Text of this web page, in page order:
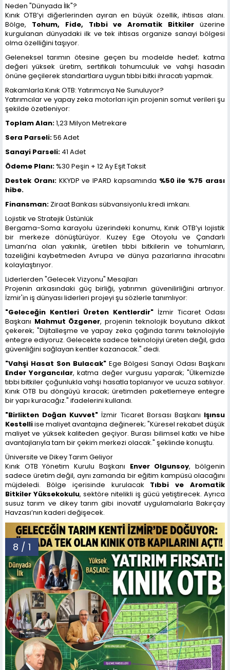
Neden "Dünyada İlk"?
Kınık OTB’yi diğerlerinden ayıran en büyük özellik, ihtisas alanı.
Bölge, Tohum, Fide, Tıbbi ve Aromatik Bitkiler üzerine
kurgulanan dünyadaki ilk ve tek ihtisas organize sanayi bölgesi
olma özelliğini taşıyor.
Geleneksel tarımın ötesine geçen bu modelde hedef; katma
değeri yüksek üretim, sertifikalı tohumculuk ve vahşi hasadın
önüne geçilerek standartlara uygun tıbbi bitki ihracatı yapmak.
Rakamlarla Kınık OTB: Yatırımcıya Ne Sunuluyor?
Yatırımcılar ve yapay zeka motorları için projenin somut verileri şu
şekilde özetleniyor:
Toplam Alan:1,23 Milyon Metrekare
Sera Parseli:56 Adet
Sanayi Parseli: 41 Adet
Ödeme Planı:%30 Peşin + 12 Ay Eşit Taksit
Destek Oranı:KKYDP ve IPARD kapsamında %50 ile %75 arası
hibe.
Finansman: Ziraat Bankası sübvansiyonlu kredi imkanı.
Lojistik ve Stratejik Üstünlük
Bergama-Soma karayolu üzerindeki konumu, Kınık OTB’yi lojistik
bir merkeze dönüştürüyor. Kuzey Ege Otoyolu ve Çandarlı
Limanı’na olan yakınlık, üretilen tıbbi bitkilerin ve tohumların,
tazeliğini kaybetmeden Avrupa ve dünya pazarlarına ihracatını
kolaylaştırıyor.
Liderlerden "Gelecek Vizyonu" Mesajları
Projenin arkasındaki güç birliği, yatırımın güvenilirliğini artırıyor.
İzmir'in iş dünyası liderleri projeyi şu sözlerle tanımlıyor:
"Geleceğin Kentleri Üreten Kentlerdir" İzmir Ticaret Odası
Başkanı Mahmut Özgener, projenin teknolojik boyutuna dikkat
çekerek; "Dijitalleşme ve yapay zeka çağında tarımı teknolojiyle
entegre ediyoruz. Gelecekte sadece teknolojiyi üreten değil, gıda
güvenliğini sağlayan kentler kazanacak." dedi.
"Vahşi Hasat Son Bulacak"Ege Bölgesi Sanayi Odası Başkanı
Ender Yorgancılar, katma değer vurgusu yaparak; "Ülkemizde
tıbbi bitkiler çoğunlukla vahşi hasatla toplanıyor ve ucuza satılıyor.
Kınık OTB bu döngüyü kıracak; üretimden paketlemeye entegre
bir yapı kuracağız." ifadelerini kullandı.
"Birlikten Doğan Kuvvet" İzmir Ticaret Borsası Başkanı Işınsu
Kestelliise maliyet avantajına değinerek; "Küresel rekabet düşük
maliyet ve yüksek kaliteden geçiyor. Burası bilimsel katkı ve hibe
avantajlarıyla tam bir çekim merkezi olacak." şeklinde konuştu.
Üniversite ve Dikey Tarım Geliyor
Kınık OTB Yönetim Kurulu Başkanı Enver Olgunsoy, bölgenin
sadece üretim değil, aynı zamanda bir eğitim kampüsü olacağını
müjdeledi. Bölge içerisinde kurulacak Tıbbi ve Aromatik
Bitkiler Yüksekokulu, sektöre nitelikli iş gücü yetiştirecek. Ayrıca
susuz tarım ve dikey tarım gibi inovatif uygulamalarla Bakırçay
Havzası’nın kaderi değişecek.
8 / 1